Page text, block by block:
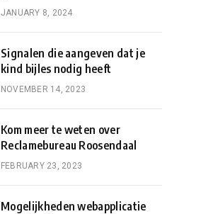
JANUARY 8, 2024
Signalen die aangeven dat je
kind bijles nodig heeft
NOVEMBER 14, 2023
Kom meer te weten over
Reclamebureau Roosendaal
FEBRUARY 23, 2023
Mogelijkheden webapplicatie